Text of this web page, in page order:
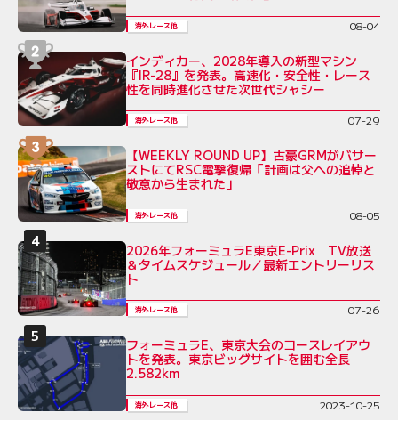
海外レース他 08-04
インディカー、2028年導入の新型マシン
『IR-28』を発表。高速化・安全性・レース
性を同時進化させた次世代シャシー
海外レース他 07-29
【WEEKLY ROUND UP】古豪GRMがバサー
ストにてRSC電撃復帰「計画は父への追悼と
敬意から生まれた」
海外レース他 08-05
2026年フォーミュラE東京E-Prix TV放送
＆タイムスケジュール／最新エントリーリス
ト
海外レース他 07-26
フォーミュラE、東京大会のコースレイアウ
トを発表。東京ビッグサイトを囲む全長
2.582km
海外レース他 2023-10-25